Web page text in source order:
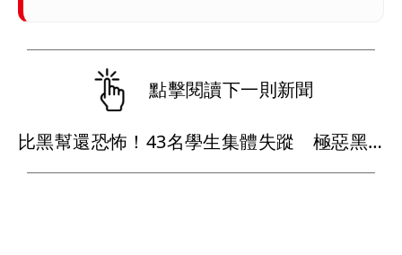
點擊閱讀下一則新聞
比黑幫還恐怖！43名學生集體失蹤 極惡黑心政客恐涉「器官」買賣